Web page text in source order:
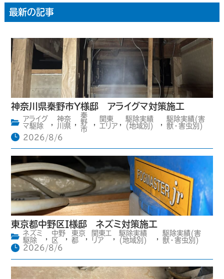
最新の記事
神奈川県秦野市Y様邸 アライグマ対策施工
アライグ
マ駆除
,
神奈
川県 ,
秦
野
市
,
関東
エリア ,
駆除実績
(地域別)
,
駆除実績(害
獣・害虫別)
2026/8/6
東京都中野区I様邸 ネズミ対策施工
ネズミ
駆除
,
中野
区
,
東京
都
,
関東エ
リア
,
駆除実績
(地域別)
,
駆除実績(害
獣・害虫別)
2026/8/6